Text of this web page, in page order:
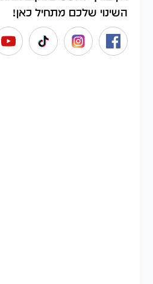
השינוי שלכם מתחיל כאן!